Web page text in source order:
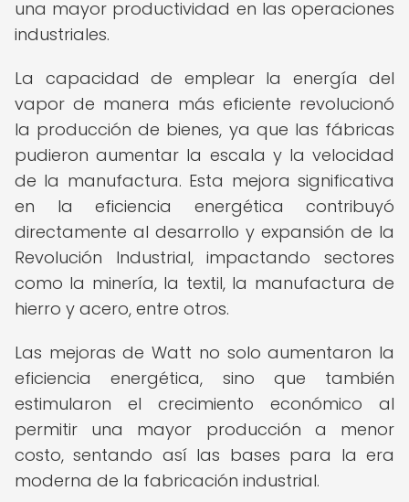
una mayor productividad en las operaciones
industriales.
La capacidad de emplear la energía del
vapor de manera más eficiente revolucionó
la producción de bienes, ya que las fábricas
pudieron aumentar la escala y la velocidad
de la manufactura. Esta mejora significativa
en la eficiencia energética contribuyó
directamente al desarrollo y expansión de la
Revolución Industrial, impactando sectores
como la minería, la textil, la manufactura de
hierro y acero, entre otros.
Las mejoras de Watt no solo aumentaron la
eficiencia energética, sino que también
estimularon el crecimiento económico al
permitir una mayor producción a menor
costo, sentando así las bases para la era
moderna de la fabricación industrial.